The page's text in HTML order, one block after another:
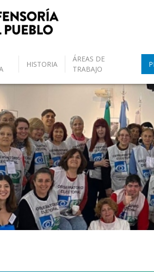
HISTORIA
ÁREAS DE
TRABAJO